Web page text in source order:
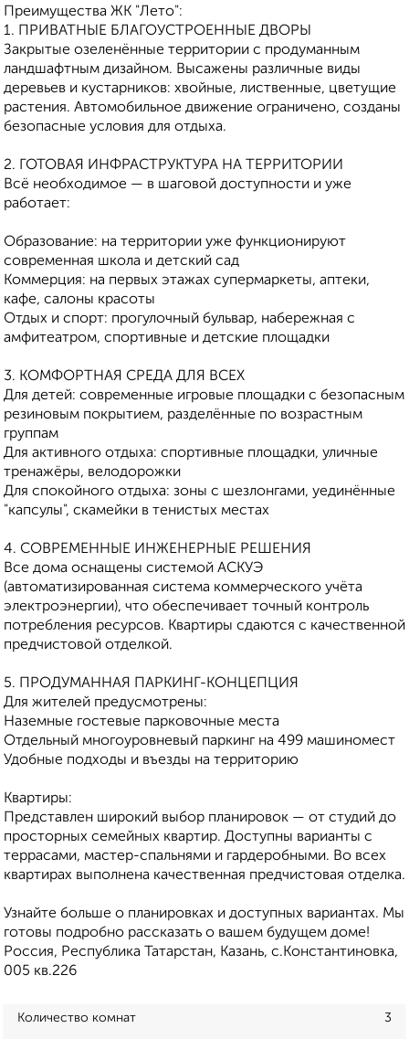
Преимущества ЖК "Лето":
1. ПРИВАТНЫЕ БЛАГОУСТРОЕННЫЕ ДВОРЫ
Закрытые озеленённые территории с продуманным
ландшафтным дизайном. Высажены различные виды
деревьев и кустарников: хвойные, лиственные, цветущие
растения. Автомобильное движение ограничено, созданы
безопасные условия для отдыха.
2. ГОТОВАЯ ИНФРАСТРУКТУРА НА ТЕРРИТОРИИ
Всё необходимое — в шаговой доступности и уже
работает:
Образование: на территории уже функционируют
современная школа и детский сад
Коммерция: на первых этажах супермаркеты, аптеки,
кафе, салоны красоты
Отдых и спорт: прогулочный бульвар, набережная с
амфитеатром, спортивные и детские площадки
3. КОМФОРТНАЯ СРЕДА ДЛЯ ВСЕХ
Для детей: современные игровые площадки с безопасным
резиновым покрытием, разделённые по возрастным
группам
Для активного отдыха: спортивные площадки, уличные
тренажёры, велодорожки
Для спокойного отдыха: зоны с шезлонгами, уединённые
"капсулы", скамейки в тенистых местах
4. СОВРЕМЕННЫЕ ИНЖЕНЕРНЫЕ РЕШЕНИЯ
Все дома оснащены системой АСКУЭ
(автоматизированная система коммерческого учёта
электроэнергии), что обеспечивает точный контроль
потребления ресурсов. Квартиры сдаются с качественной
предчистовой отделкой.
5. ПРОДУМАННАЯ ПАРКИНГ-КОНЦЕПЦИЯ
Для жителей предусмотрены:
Наземные гостевые парковочные места
Отдельный многоуровневый паркинг на 499 машиномест
Удобные подходы и въезды на территорию
Квартиры:
Представлен широкий выбор планировок — от студий до
просторных семейных квартир. Доступны варианты с
террасами, мастер-спальнями и гардеробными. Во всех
квартирах выполнена качественная предчистовая отделка.
Узнайте больше о планировках и доступных вариантах. Мы
готовы подробно рассказать о вашем будущем доме!
Россия, Республика Татарстан, Казань, с.Константиновка,
005 кв.226
Количество комнат 3